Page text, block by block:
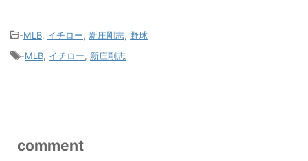
-MLB イチロー 新庄剛志 野球
-MLB イチロー 新庄剛志
comment